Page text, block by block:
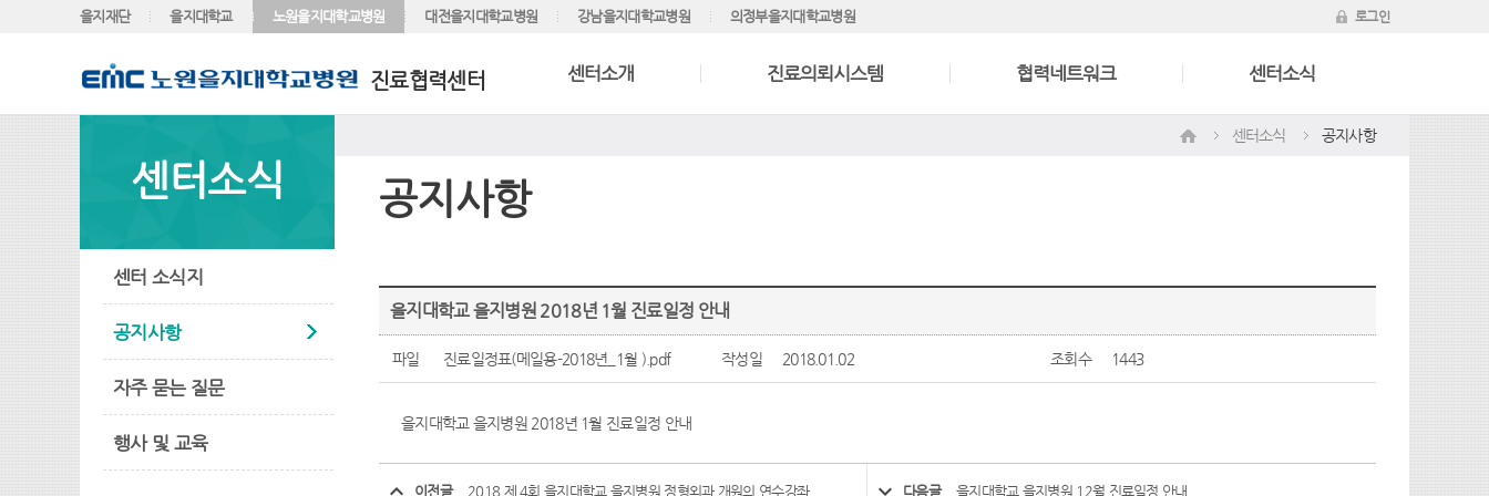
을지재단 을지대학교 노원을지대학교병원 대전을지대학교병원 강남을지대학교병원 의정부을지대학교병원 로그인
진료협력센터 센터소개 진료의뢰시스템 협력네트워크 센터소식
센터소식
센터 소식지
공지사항
자주 묻는 질문
행사 및 교육
센터소식 공지사항
공지사항
을지대학교 을지병원 2018년 1월 진료일정 안내
파일 진료일정표(메일용-2018년_1월 ).pdf 작성일 2018.01.02 조회수 1443
을지대학교 을지병원 2018년 1월 진료일정 안내
이전글 2018 제 4회 을지대학교 을지병원 정형외과 개원의 연수강좌 다음글 을지대학교 을지병원 12월 진료일정 안내